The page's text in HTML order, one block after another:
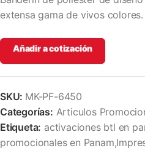
extensa gama de vivos
Añadir a cotización
SKU: MK-PF-6450
Categorías: Articulos
Etiqueta: activaciones btl en
promocionales en